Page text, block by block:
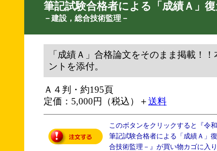
筆記試験合格者による「成績Ａ」
－建設，総合技術監理－
「成績Ａ」合格論文をそのまま掲載！
ントを添付。
Ａ４判・約195頁
定価：5,000円（税込）＋送料
このボタンをクリックすると『令
筆記試験合格者による「成績Ａ」
合技術監理－』が買い物カゴに入